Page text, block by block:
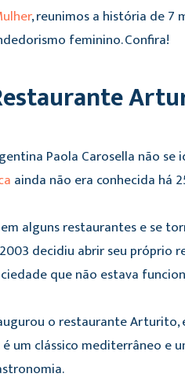
, reunimos a história de 7
feminino. Confira!
Paola Carosella não
ainda não era conhecida há
alguns restaurantes e se
decidiu abrir seu próprio
que não estava
o restaurante Arturito,
um clássico mediterrâneo e